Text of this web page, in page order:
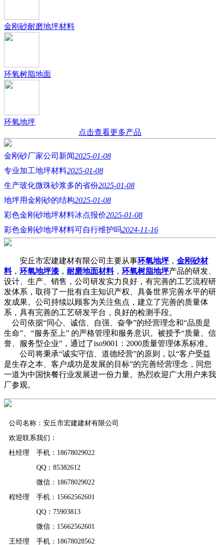
金刚砂耐磨地坪材料
环氧树脂地面
环氧地坪
点击查看更多产品
金刚砂厂家公司新闻2025-01-08
专业加工地坪材料2025-01-08
生产玻化微珠砂浆多的省份2025-01-08
地坪用金刚砂的结构2025-01-08
彩色金刚砂地坪材料冰点报价2025-01-08
彩色金刚砂地坪材料可自行维护吗2024-11-16
安丘市宏建建材有限公司主要从事环氧地坪， 金刚砂材
料， 环氧地坪漆 ， 耐磨地面材料， 环氧树脂地坪产品的研发、
设计、生产、销售，公司研发实力良好，有完善的工艺流程研
发体系，取得了一批有自主知识产权、具备世界完善水平的研
发成果。公司持续以顾客为关注焦点，建立了完善的质量体
系，具有完善的工艺研发平台，良好的检测手段。
公司依据“同心、诚信、自强、奋争”的经营理念和“品质是
生命”、“服务至上” 的严格管理和服务意识。被授予“质量、信
誉、服务型企业”，通过了iso9001：2000质量管理体系标准。
公司将秉承“诚实守信、道德经营”的原则，以“客户受益
是生存之本、客户成功是发展的目标”的完善经营理念，同您
一道为中国快餐行业发展进一份力量。热烈欢迎广大用户来我
厂参观。
公司名称：安丘市宏建建材有限公司
欢迎联系我们：
杜经理 手机：18678029022
QQ：85382612
微信：18678029022
程经理 手机：15662562601
QQ：75903813
微信：15662562601
王经理 手机：18678028562